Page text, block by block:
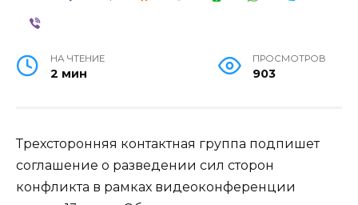
НА ЧТЕНИЕ
2 мин
ПРОСМОТРОВ
903
Трехсторонняя контактная группа подпишет
соглашение о разведении сил сторон
конфликта в рамках видеоконференции